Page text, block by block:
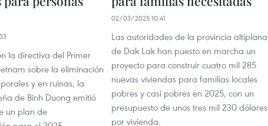
la directiva del Primer
sobre la eliminación
y en ruinas, la
de Binh Duong emitió
un plan de
02/03/2025 10:41
Las autoridades de la provincia altiplana
de Dak Lak han puesto en marcha un
proyecto para construir cuatro mil 285
nuevas viviendas para familias locales
pobres y casi pobres en 2025, con un
presupuesto de unos tres mil 230 dólares
por vivienda.